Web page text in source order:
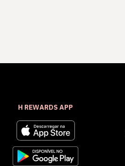
H REWARDS APP